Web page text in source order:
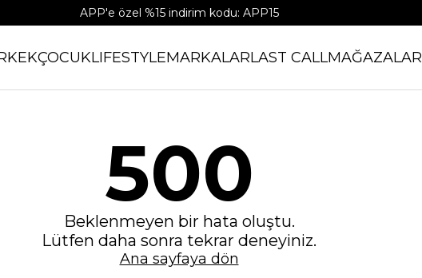
APP'e özel %15 indirim kodu: APP15
ÇOCUKLIFESTYLEMARKALARLAST CALLMAĞAZALAR
500
Beklenmeyen bir hata oluştu.
Lütfen daha sonra tekrar deneyiniz.
Ana sayfaya dön